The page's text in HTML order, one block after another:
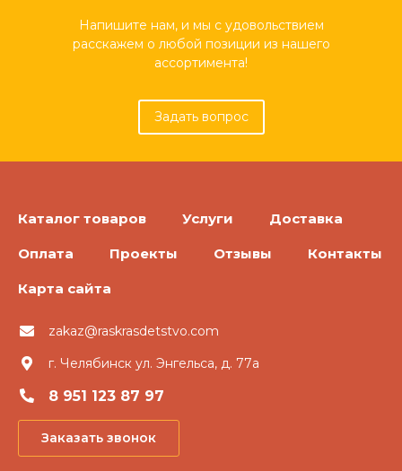
Напишите нам, и мы с удовольствием
расскажем о любой позиции из нашего
ассортимента!
Задать вопрос
Каталог товаров Услуги Доставка
Оплата Проекты Отзывы Контакты
Карта сайта
zakaz@raskrasdetstvo.com
г. Челябинск ул. Энгельса, д. 77а
8 951 123 87 97
Заказать звонок